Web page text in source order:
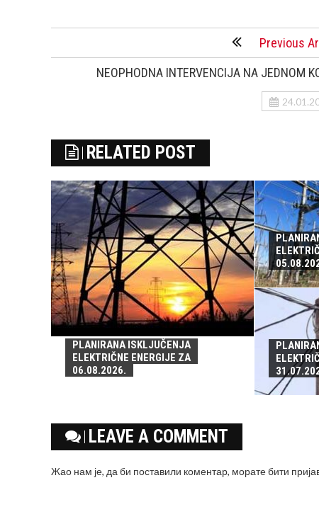
Previous
NEOPHODNA INTERVENCIJA NA JEDNOM
RELATED POST
PLANIRANA ISKLJUČENJA
ELEKTRIČNE ENERGIJE ZA
06.08.2026.
LEAVE A COMMENT
Жао нам је, да би поставили коментар, моратебити